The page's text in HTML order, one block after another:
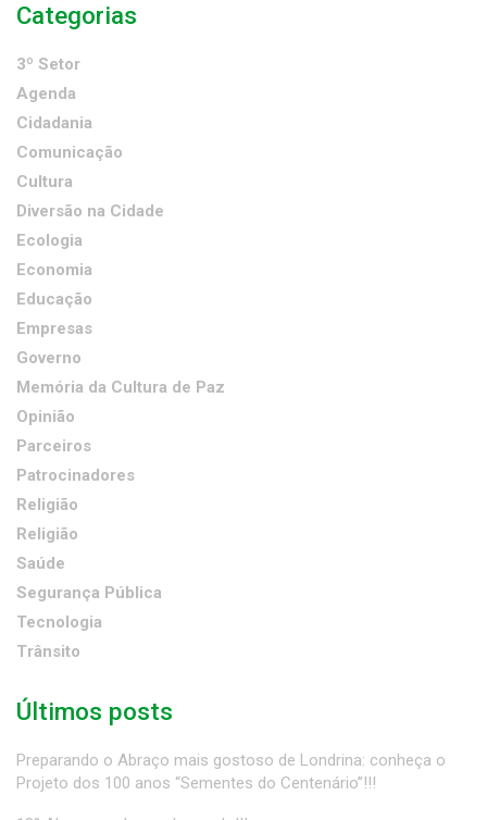
Categorias
3º Setor
Agenda
Cidadania
Comunicação
Cultura
Diversão na Cidade
Ecologia
Economia
Educação
Empresas
Governo
Memória da Cultura de Paz
Opinião
Parceiros
Patrocinadores
Religião
Religião
Saúde
Segurança Pública
Tecnologia
Trânsito
Últimos posts
Preparando o Abraço mais gostoso de Londrina: conheça o
Projeto dos 100 anos “Sementes do Centenário”!!!